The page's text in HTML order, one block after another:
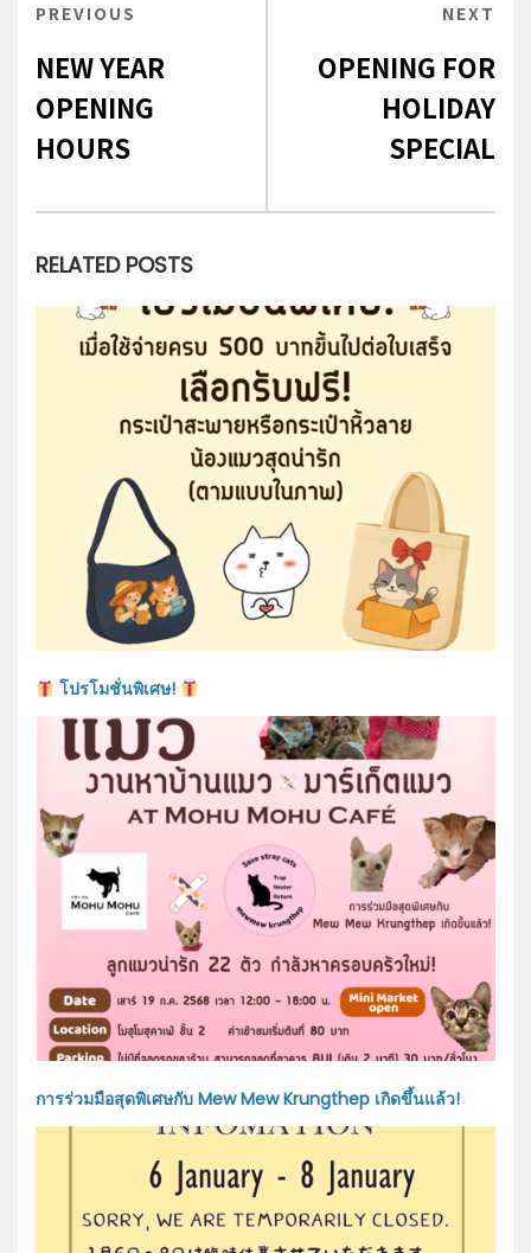
เรื่อง
PREVIOUS
PREVIOUS
NEW YEAR
OPENING
HOURS
NEXT
OPENING FOR
HOLIDAY
SPECIAL
RELATED POSTS
โปรโมชั่นพิเศษ!
การร่วมมือสุดพิเศษกับ Mew Mew Krungthep เกิดขึ้นแล้ว!